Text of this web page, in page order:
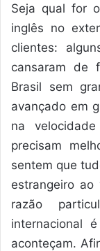
Seja qual for
inglês no
clientes:
cansaram de
Brasil sem
avançado em
na
precisam
sentem que
estrangeiro
razão
internacional
aconteçam.